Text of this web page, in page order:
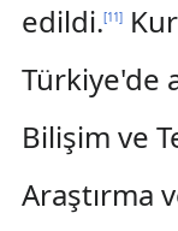
edildi.[11]
Türkiye'de
Bilişim ve
Araştırma